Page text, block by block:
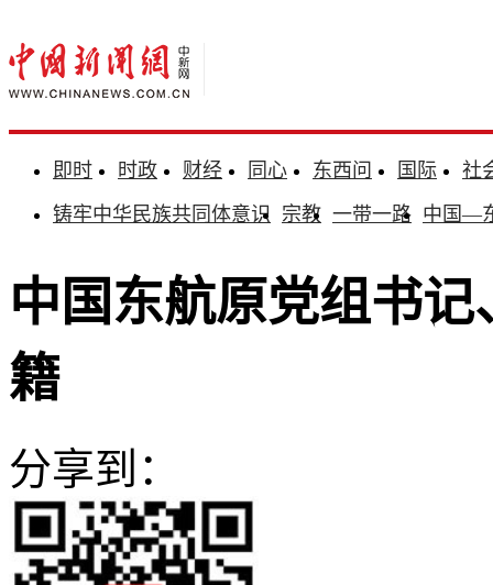
即时 时政 财经 同心 东西问 国际
社
铸牢中华民族共同体意识 宗教 一带一路 中国—
中国东航原党组书
籍
分享到：